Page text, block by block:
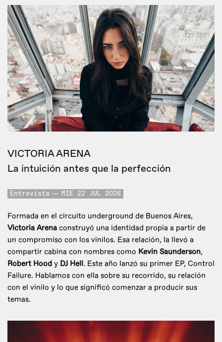
VICTORIA ARENA
La intuición antes que la perfección
Entrevista MIE 22 JUL 2026
Formada en el circuito underground de Buenos Aires,
Victoria Arena construyó una identidad propia a partir de
un compromiso con los vinilos. Esa relación, la llevó a
compartir cabina con nombres como Kevin Saunderson,
Robert Hood y DJ Hell. Este año lanzó su primer EP, Control
Failure. Hablamos con ella sobre su recorrido, su relación
con el vinilo y lo que significó comenzar a producir sus
temas.